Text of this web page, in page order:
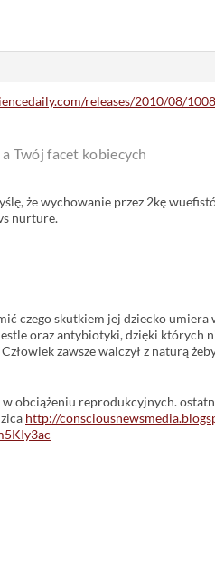
releases/2010/08/
Twój facet kobiecych
że wychowanie przez 2kę
nurture.
czego skutkiem jej dziecko umiera
oraz antybiotyki, dzięki których
zawsze walczył z naturą
obciążeniu reprodukcyjnych.
http://